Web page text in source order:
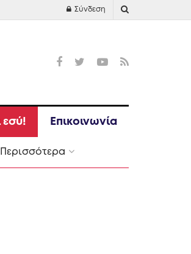
Σύνδεση
εσύ! Επικοινωνία
Περισσότερα